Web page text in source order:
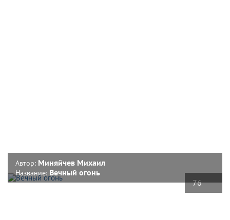
76
Автор: Миняйчев Михаил
Название: Вечный огонь